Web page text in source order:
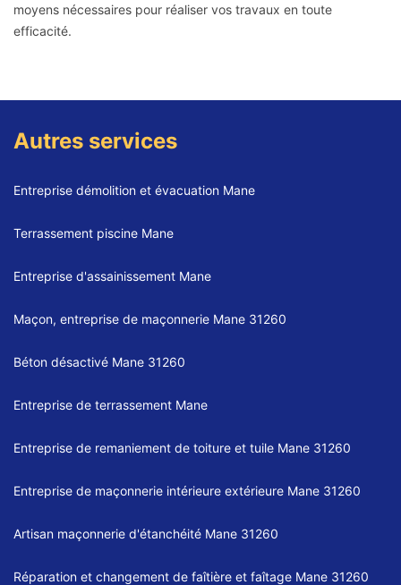
moyens nécessaires pour réaliser vos travaux en toute
efficacité.
Autres services
Entreprise démolition et évacuation Mane
Terrassement piscine Mane
Entreprise d'assainissement Mane
Maçon, entreprise de maçonnerie Mane 31260
Béton désactivé Mane 31260
Entreprise de terrassement Mane
Entreprise de remaniement de toiture et tuile Mane 31260
Entreprise de maçonnerie intérieure extérieure Mane 31260
Artisan maçonnerie d'étanchéité Mane 31260
Réparation et changement de faîtière et faîtage Mane 31260